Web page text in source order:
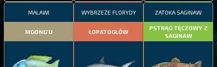
MALAWI
MGONG'U
WYBRZEŻE FLORYDY
ŁOPATOGŁÓW
ZATOKA SAGINAW
PSTRĄG TĘCZOWY Z
SAGINAW